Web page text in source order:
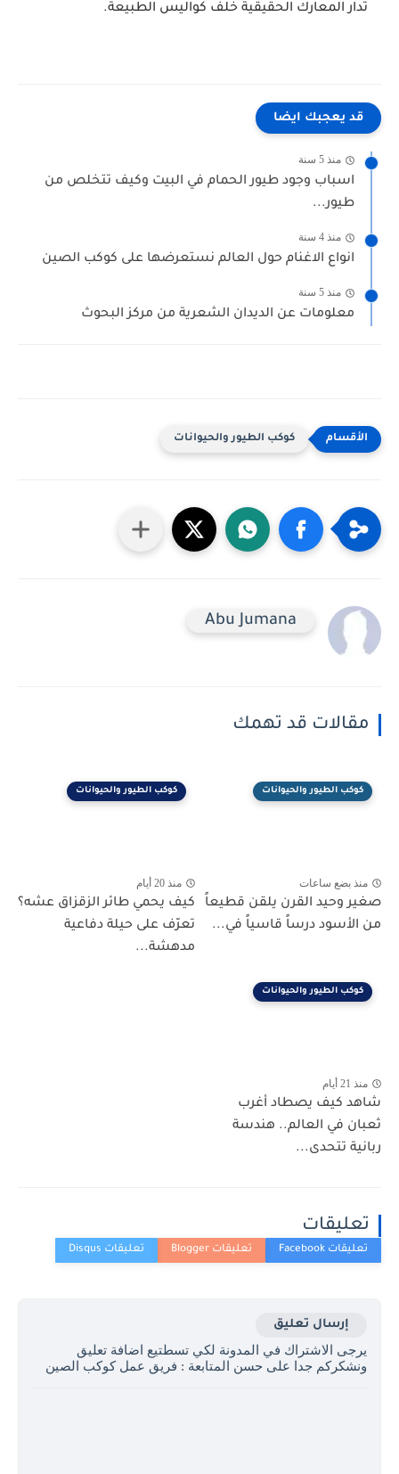
تُدار المعارك الحقيقية خلف كواليس الطبيعة.
قد يعجبك ايضا
منذ 5 سنة
اسباب وجود طيور الحمام في البيت وكيف تتخلص من
طيور...
منذ 4 سنة
انواع الاغنام حول العالم نستعرضها على كوكب الصين
منذ 5 سنة
معلومات عن الديدان الشعرية من مركز البحوث
كوكب الطيور والحيوانات
Abu Jumana
مقالات قد تهمك
كوكب الطيور والحيوانات
منذ بضع ساعات
صغير وحيد القرن يلقن قطيعاً
من الأسود درساً قاسياً في...
كوكب الطيور والحيوانات
منذ 20 أيام
كيف يحمي طائر الزقزاق عشه؟
تعرّف على حيلة دفاعية
مدهشة...
كوكب الطيور والحيوانات
منذ 21 أيام
شاهد كيف يصطاد أغرب
ثعبان في العالم.. هندسة
ربانية تتحدى...
تعليقات
إرسال تعليق
يرجى الاشتراك في المدونة لكي تسطتيع اضافة تعليق
ونشكركم جدا على حسن المتابعة : فريق عمل كوكب الصين